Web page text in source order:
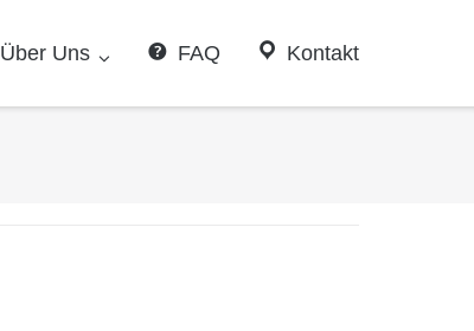
Über Uns FAQ Kontakt